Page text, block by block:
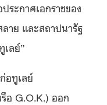
ระกาศเอกราชของ
าย และสถาปนารัฐ
ลย์”
อทูเลย์
อ G.O.K.) ออก